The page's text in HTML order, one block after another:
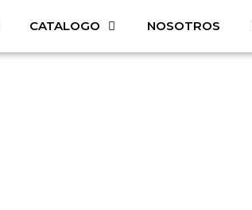
CATALOGO NOSOTROS